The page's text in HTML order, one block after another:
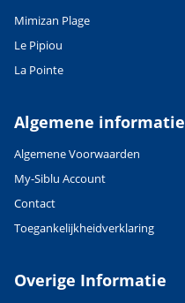
Mimizan Plage
Le Pipiou
La Pointe
Algemene informatie
Algemene Voorwaarden
My-Siblu Account
Contact
Toegankelijkheidverklaring
Overige Informatie